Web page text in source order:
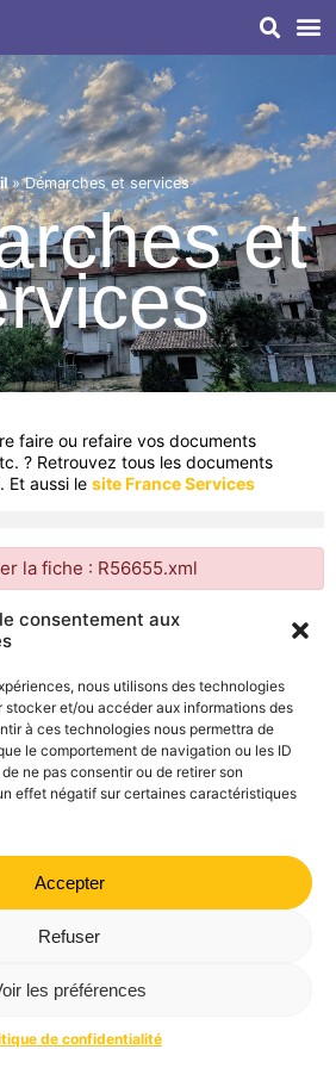
consentement aux
nous utilisons des technologies
stocker et/ou accéder aux informations des
à ces technologies nous permettra de
le comportement de navigation ou les ID
ne pas consentir ou de retirer son
effet négatif sur certaines caractéristiques
Accepter
Refuser
les préférences
de confidentialité
»Démarches et services
et
faire ou refaire vos documents
? Retrouvez tous les documents
Et aussi le site France Services
la fiche : R56655.xml
rue Haute, 26310 Valdrôme | 04 75
Mentions légales Plan du site